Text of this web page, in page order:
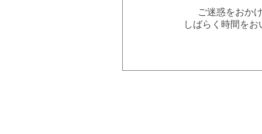
ご迷惑をおか
しばらく時間を